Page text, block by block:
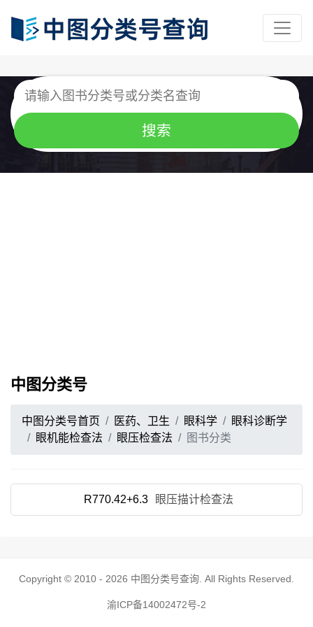
中图分类号
中图分类号首页 医药、卫生 眼科学
眼科诊断学
眼机能检查法
眼压检查法 图书分类
R770.42+6.3 眼压描计检查法
Copyright © 2010 - 2026 中图分类号查询 . All Rights Reserved.
渝ICP备14002472号-2